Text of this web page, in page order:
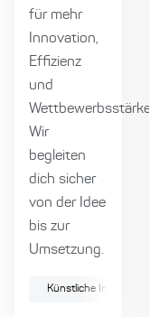
für mehr
Innovation,
Effizienz
und
Wettbewerbsstärke.
Wir
begleiten
dich sicher
von der Idee
bis zur
Umsetzung.
Künstliche Intelligenz